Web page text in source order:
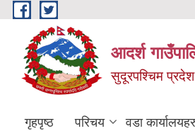
Skip to main content
आदर्श
सुदूरपश्चिम
गृहपृष्ठ परिचय वडा